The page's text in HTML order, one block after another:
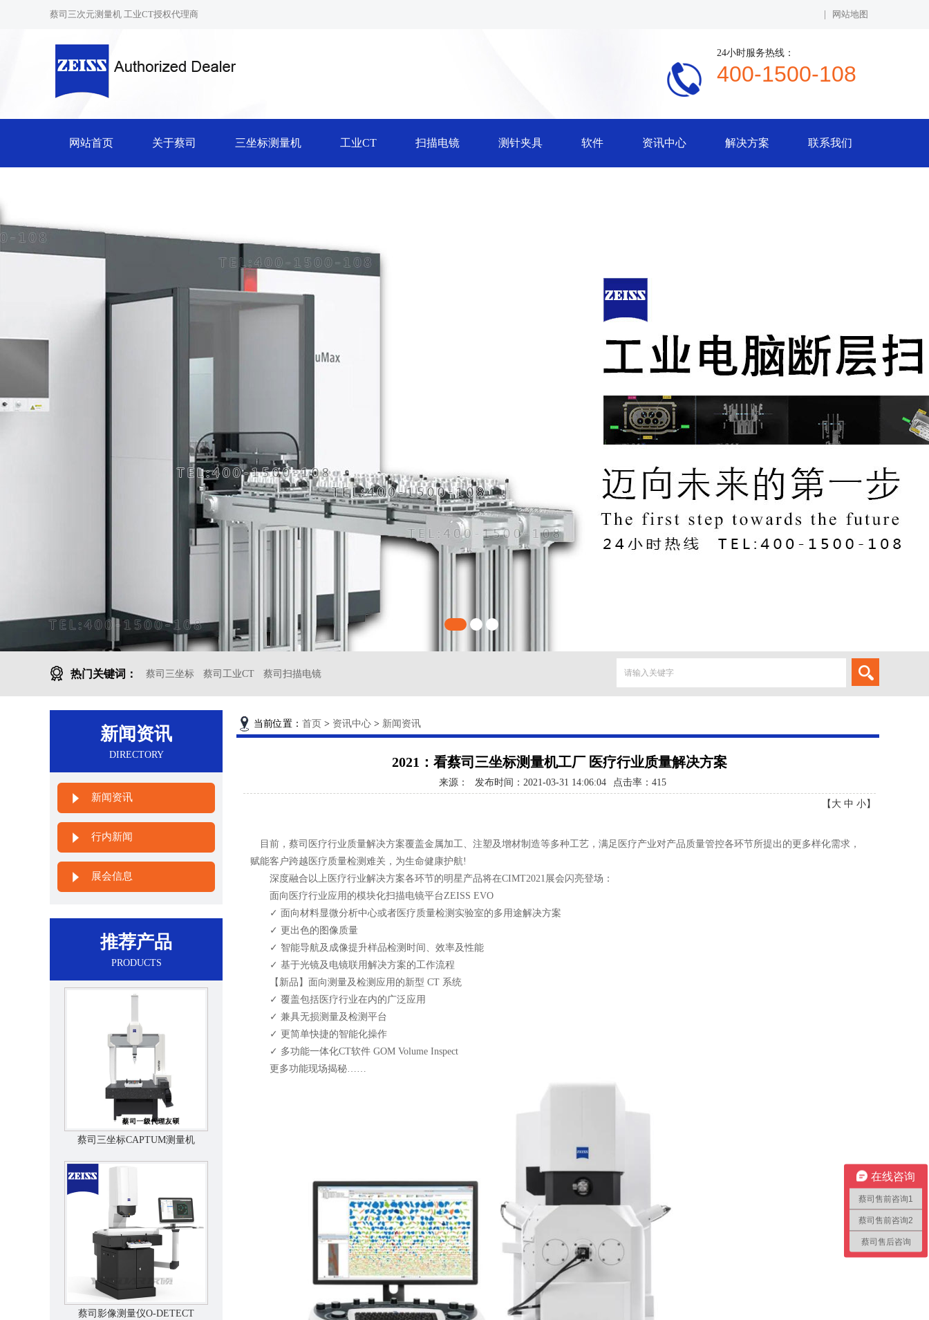
蔡司三次元测量机 工业CT授权代理商 网站地图
24小时服务热线：
400-1500-108
网站首页 关于蔡司 三坐标测量机 工业CT 扫描电镜 测针夹具 软件 资讯中心 解决方案 联系我们
热门关键词： 蔡司三坐标 蔡司工业CT 蔡司扫描电镜
新闻资讯
DIRECTORY
新闻资讯
行内新闻
展会信息
推荐产品
PRODUCTS
蔡司三坐标CAPTUM测量机
蔡司影像测量仪O-DETECT
当前位置： 首页 > 资讯中心 > 新闻资讯
2021：看蔡司三坐标测量机工厂 医疗行业质量解决方案
来源： 发布时间：2021-03-31 14:06:04 点击率： 415
【 大 中 小】
目前，蔡司医疗行业质量解决方案覆盖金属加工、注塑及增材制造等多种工艺，满足医疗产业对产品质量管控各环节所提出的更多样化需求，
赋能客户跨越医疗质量检测难关，为生命健康护航!
深度融合以上医疗行业解决方案各环节的明星产品将在CIMT2021展会闪亮登场：
面向医疗行业应用的模块化扫描电镜平台ZEISS EVO
✓ 面向材料显微分析中心或者医疗质量检测实验室的多用途解决方案
✓ 更出色的图像质量
✓ 智能导航及成像提升样品检测时间、效率及性能
✓ 基于光镜及电镜联用解决方案的工作流程
【新品】面向测量及检测应用的新型 CT 系统
✓ 覆盖包括医疗行业在内的广泛应用
✓ 兼具无损测量及检测平台
✓ 更简单快捷的智能化操作
✓ 多功能一体化CT软件 GOM Volume Inspect
更多功能现场揭秘……
在线咨询
蔡司售前咨询1
蔡司售前咨询2
蔡司售后咨询